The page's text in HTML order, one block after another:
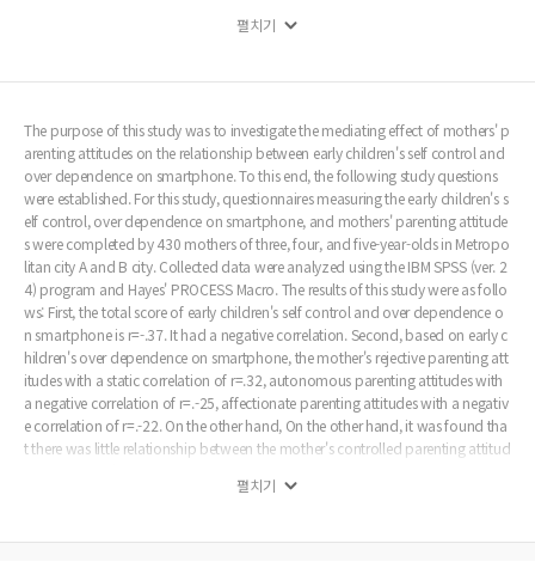
다. 이러한 결과는 스마트폰을 과하게 사용하는 유아들의 행동을 자기조절력을 통해 개
볼 수 있음을 시사한다. 본 연구는 유아의 자기조절력, 스마트폰 과의존, 어머니 양육태
태도의 매개효과를 밝혔다는 데 그 의의가 있다.
펼치기
The purpose of this study was to investigate the mediating effect of mothers' p
arenting attitudes on the relationship between early children's self control and
over dependence on smartphone. To this end, the following study questions
were established. For this study, questionnaires measuring the early children's s
elf control, over dependence on smartphone, and mothers' parenting attitude
s were completed by 430 mothers of three, four, and five-year-olds in Metropo
litan city A and B city. Collected data were analyzed using the IBM SPSS (ver. 2
4) program and Hayes' PROCESS Macro. The results of this study were as follo
ws: First, the total score of early children's self control and over dependence o
n smartphone is r=-.37. It had a negative correlation. Second, based on early c
hildren's over dependence on smartphone, the mother's rejective parenting att
itudes with a static correlation of r=.32, autonomous parenting attitudes with
a negative correlation of r=.-25, affectionate parenting attitudes with a negativ
e correlation of r=.-22. On the other hand, On the other hand, it was found tha
t there was little relationship between the mother's controlled parenting attitud
n's self control tended to be high when the mother's parenting attitude was aff
g attitude is particularly rejected, early children's self control may be greatly de
펼치기